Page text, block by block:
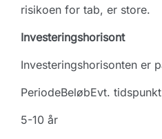
risikoen for tab, er store.
Investeringshorisont
Investeringshorisonten er
PeriodeBeløbEvt. tidspunkt
5-10 år